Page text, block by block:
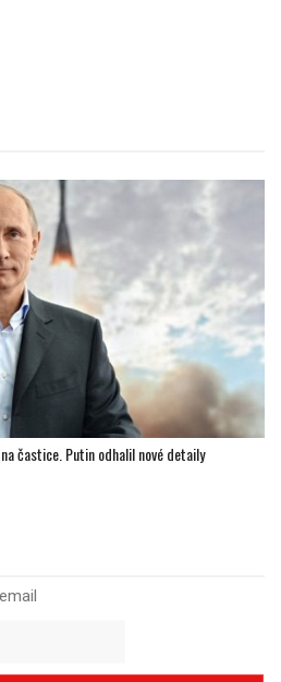
častice. Putin odhalil nové detaily